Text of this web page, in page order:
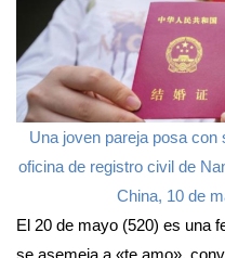
Una joven pareja posa
oficina de registro civil de
China, 10 de
El 20 de mayo (520) es una
se asemeja a «te amo»,